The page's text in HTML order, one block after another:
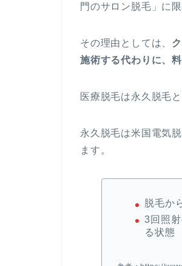
門のサロン脱毛」に
その理由としては、
施術する代わりに、
医療脱毛は永久脱毛
永久脱毛は米国電気
ます。
脱毛か
3回照
る状態